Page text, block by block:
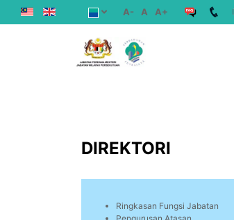
A- A A+
DIREKTORI
Ringkasan Fungsi Jabatan